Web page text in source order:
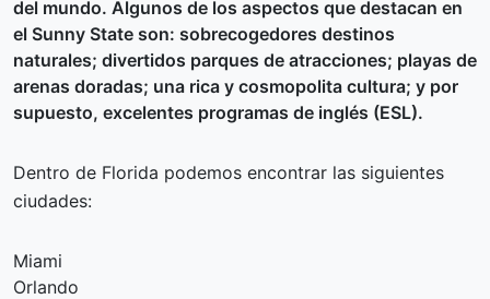
del mundo. Algunos de los aspectos que destacan en
el Sunny State son: sobrecogedores destinos
naturales; divertidos parques de atracciones; playas de
arenas doradas; una rica y cosmopolita cultura; y por
supuesto, excelentes programas de inglés (ESL).
Dentro de Florida podemos encontrar las siguientes
ciudades:
Miami
Orlando